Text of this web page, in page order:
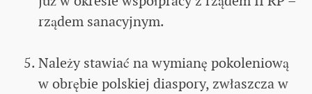
rządem sanacyjnym.
Należy stawiać na wymianę pokoleniową
w obrębie polskiej diaspory, zwłaszcza w